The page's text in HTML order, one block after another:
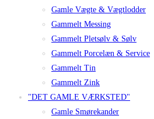
Gamle Vægte & Vægtlodder
Gammelt Messing
Gammelt Pletsølv & Sølv
Gammelt Porcelæn & Service
Gammelt Tin
Gammelt Zink
"DET GAMLE VÆRKSTED"
Gamle Smørekander